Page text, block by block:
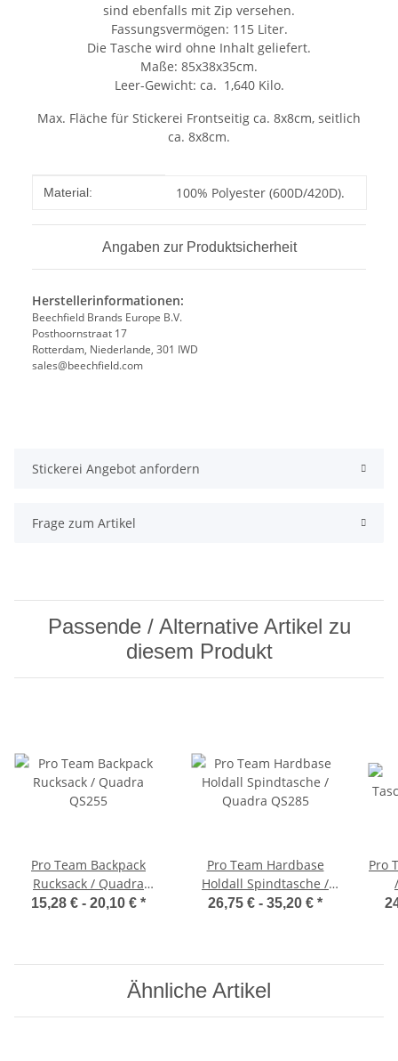
sind ebenfalls mit Zip versehen.
Fassungsvermögen: 115 Liter.
Die Tasche wird ohne Inhalt geliefert.
Maße: 85x38x35cm.
Leer-Gewicht: ca. 1,640 Kilo.
Max. Fläche für Stickerei Frontseitig ca. 8x8cm, seitlich
ca. 8x8cm.
Produkteigenschaft
Wert
Material: 100% Polyester (600D/420D).
Angaben zur Produktsicherheit
Herstellerinformationen:
Beechfield Brands Europe B.V.
Posthoornstraat 17
Rotterdam, Niederlande, 301 IWD
sales@beechfield.com
Stickerei Angebot anfordern
Frage zum Artikel
Passende / Alternative Artikel zu
diesem Produkt
Pro Team Backpack
Rucksack / Quadra
QS255
15,28 € - 20,10 € *
Pro Team Hardbase
Holdall Spindtasche /
Quadra QS285
26,75 € - 35,20 € *
Pro
Ähnliche Artikel